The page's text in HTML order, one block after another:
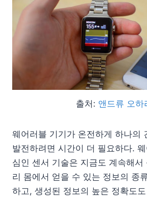
출처: 앤드류 오하
웨어러블 기기가 온전하게 하나의
발전하려면 시간이 더 필요하다.
심인 센서 기술은 지금도 계속해서
리 몸에서 얻을 수 있는 정보의 종
하고, 생성된 정보의 높은 정확도